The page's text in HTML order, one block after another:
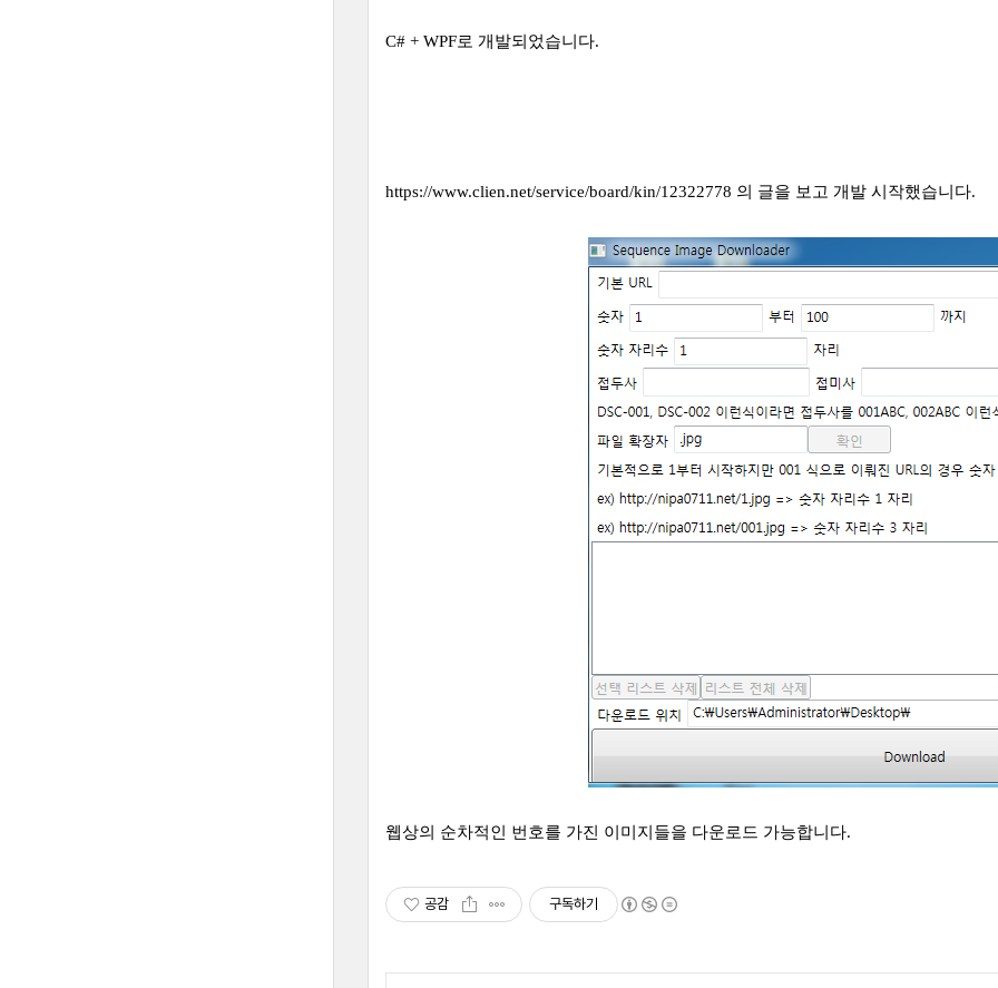
C# + WPF로 개발되었습니다.
https://www.clien.net/service/board/kin/12322778 의 글을 보고 개발 시작했습니다.
웹상의 순차적인 번호를 가진 이미지들을 다운로드 가능합니다.
공감 구독하기